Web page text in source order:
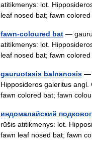
atitikmenys: lot.
leaf nosed bat; fawn
fawn-coloured bat —
atitikmenys: lot.
leaf nosed bat; fawn
gauruotasis balnanosis —
Hipposideros galeritus
fawn colored bat; fawn
индомалайский
rūšis atitikmenys: lot.
fawn leaf nosed bat; fawn